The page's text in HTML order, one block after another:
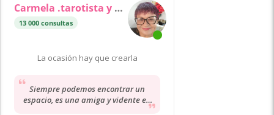
Carmela .tarotista y vidente
13 000 consultas
La ocasión hay que crearla
Siempre podemos encontrar un
espacio, es una amiga y vidente en